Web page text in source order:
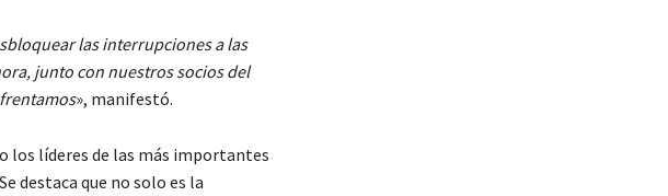
las interrupciones a las
junto con nuestros socios del
», manifestó.
los líderes de las más importantes
destaca que no solo es la